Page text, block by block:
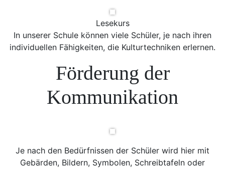
Lesekurs
In unserer Schule können viele Schüler, je nach ihren
individuellen Fähigkeiten, die Kulturtechniken erlernen.
Förderung der
Kommunikation
Je nach den Bedürfnissen der Schüler wird hier mit
Gebärden, Bildern, Symbolen, Schreibtafeln oder